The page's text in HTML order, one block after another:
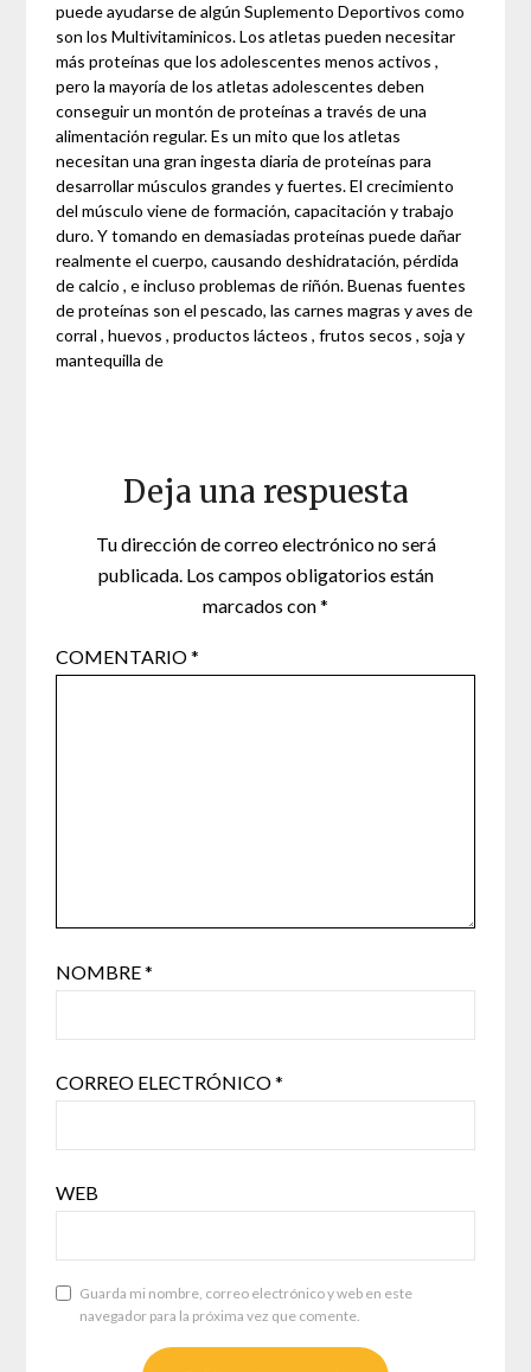
puede ayudarse de algún Suplemento Deportivos como
son los Multivitaminicos. Los atletas pueden necesitar
más proteínas que los adolescentes menos activos ,
pero la mayoría de los atletas adolescentes deben
conseguir un montón de proteínas a través de una
alimentación regular. Es un mito que los atletas
necesitan una gran ingesta diaria de proteínas para
desarrollar músculos grandes y fuertes. El crecimiento
del músculo viene de formación, capacitación y trabajo
duro. Y tomando en demasiadas proteínas puede dañar
realmente el cuerpo, causando deshidratación, pérdida
de calcio , e incluso problemas de riñón. Buenas fuentes
de proteínas son el pescado, las carnes magras y aves de
corral , huevos , productos lácteos , frutos secos , soja y
mantequilla de
Deja una respuesta
Tu dirección de correo electrónico no será
publicada. Los campos obligatorios están
marcados con*
COMENTARIO*
NOMBRE*
CORREO ELECTRÓNICO*
WEB
Guarda mi nombre, correo electrónico y web en este
navegador para la próxima vez que comente.